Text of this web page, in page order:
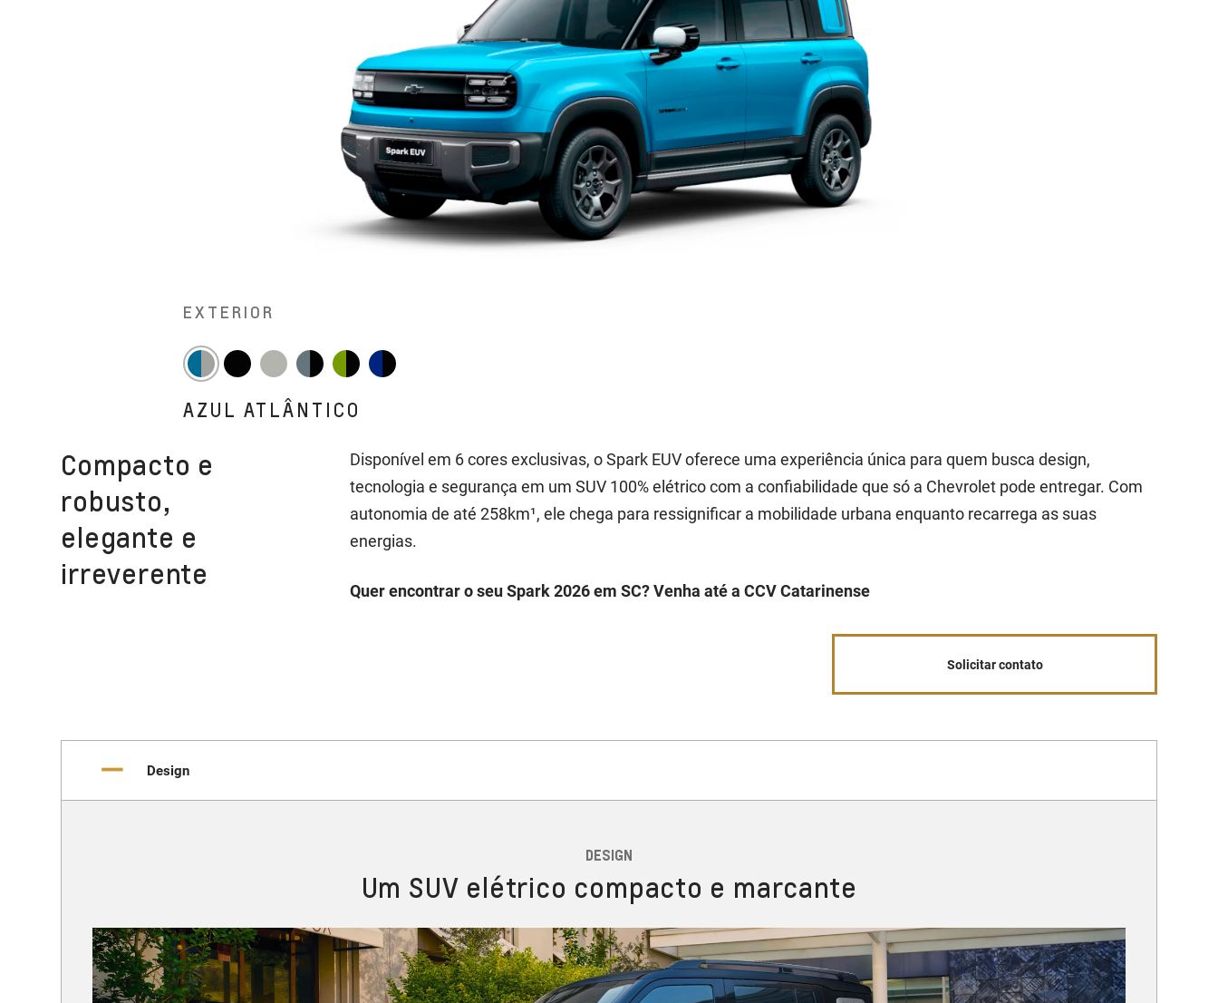
EXTERIOR
AZUL ATLÂNTICO
Compacto e
robusto,
elegante e
irreverente
Disponível em 6 cores exclusivas, o Spark EUV oferece uma experiência única para quem busca design,
tecnologia e segurança em um SUV 100% elétrico com a confiabilidade que só a Chevrolet pode entregar. Com
autonomia de até 258km¹, ele chega para ressignificar a mobilidade urbana enquanto recarrega as suas
energias.
Quer encontrar o seu Spark 2026 em SC? Venha até a CCV Catarinense
Solicitar contato
Design
DESIGN
Um SUV elétrico compacto e marcante